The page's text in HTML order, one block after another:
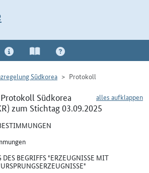
Südkorea Protokoll
alles aufklappen
Südkorea
zum Stichtag 03.09.2025
BEGRIFFS "ERZEUGNISSE MIT